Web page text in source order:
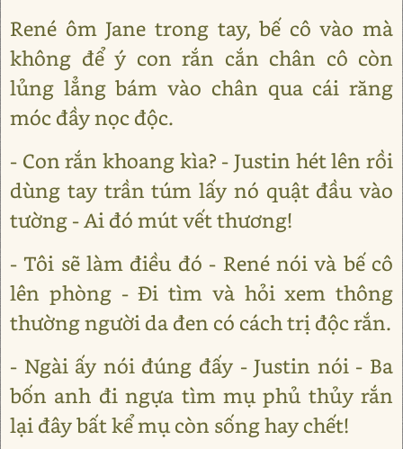
René ôm Jane trong tay, bế cô vào mà
không để ý con rắn cắn chân cô còn
lủng lẳng bám vào chân qua cái răng
móc đầy nọc độc.
- Con rắn khoang kìa? - Justin hét lên rồi
dùng tay trần túm lấy nó quật đầu vào
tường - Ai đó mút vết thương!
- Tôi sẽ làm điều đó - René nói và bế cô
lên phòng - Đi tìm và hỏi xem thông
thường người da đen có cách trị độc rắn.
- Ngài ấy nói đúng đấy - Justin nói - Ba
bốn anh đi ngựa tìm mụ phủ thủy rắn
lại đây bất kể mụ còn sống hay chết!